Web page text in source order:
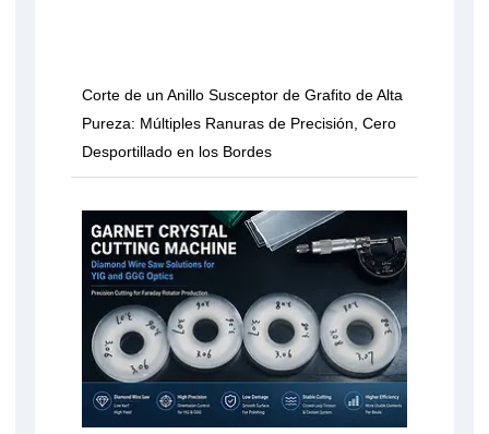
Corte de un Anillo Susceptor de Grafito de Alta
Pureza: Múltiples Ranuras de Precisión, Cero
Desportillado en los Bordes